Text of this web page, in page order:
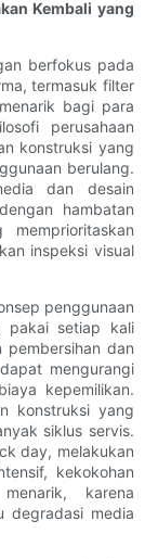
Kembali yang
berfokus pada
termasuk filter
bagi para
perusahaan
konstruksi yang
berulang.
dan desain
hambatan
inspeksi visual
penggunaan
pakai setiap kali
pembersihan dan
mengurangi
kepemilikan.
konstruksi yang
siklus servis.
day, melakukan
kekokohan
karena
degradasi media